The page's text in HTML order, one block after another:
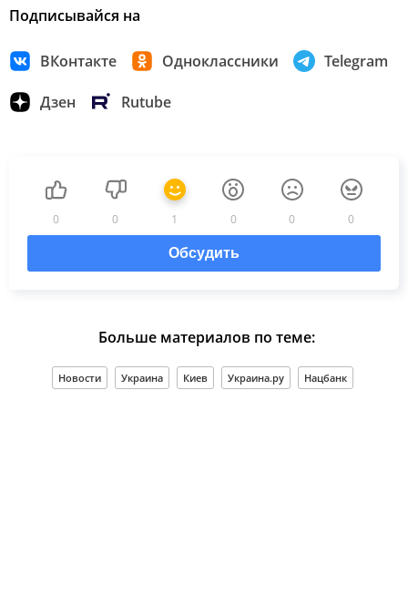
Подписывайся на
ВКонтакте Одноклассники Telegram
Дзен Rutube
0 0 1 0 0 0
Обсудить
Больше материалов по теме:
Новости Украина Киев Украина.ру Нацбанк